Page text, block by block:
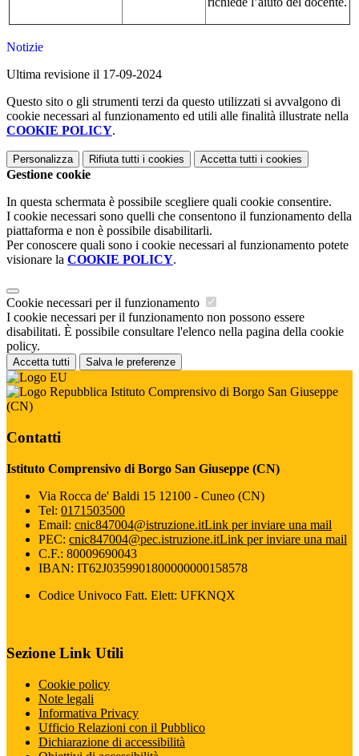
Notizie
Ultima revisione il 17-09-2024
Questo sito o gli strumenti terzi da questo utilizzati si avvalgono di
cookie necessari al funzionamento ed utili alle finalità illustrate nella
COOKIE POLICY.
Personalizza Rifiuta tutti i cookies Accetta tutti i cookies
Gestione cookie
In questa schermata è possibile scegliere quali cookie consentire.
I cookie necessari sono quelli che consentono il funzionamento della
piattaforma e non è possibile disabilitarli.
Per conoscere quali sono i cookie necessari al funzionamento potete
visionare la COOKIE POLICY.
Cookie necessari per il funzionamento
I cookie necessari per il funzionamento non possono essere
disabilitati. È possibile consultare l'elenco nella pagina della cookie
policy.
Accetta tutti Salva le preferenze
Istituto Comprensivo di Borgo San Giuseppe
(CN)
Contatti
Istituto Comprensivo di Borgo San Giuseppe (CN)
Via Rocca de' Baldi 15 12100 - Cuneo (CN)
Tel: 0171503500
Email: cnic847004@istruzione.itLink per inviare una mail
PEC: cnic847004@pec.istruzione.itLink per inviare una mail
C.F.: 80009690043
IBAN: IT62J0359901800000000158578
Codice Univoco Fatt. Elett: UFKNQX
Sezione Link Utili
Cookie policy
Note legali
Informativa Privacy
Ufficio Relazioni con il Pubblico
Dichiarazione di accessibilità